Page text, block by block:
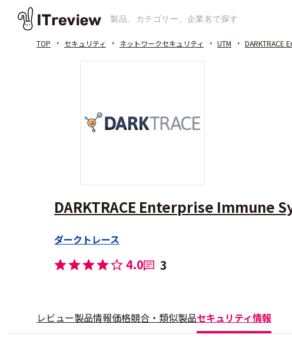
TOP セキュリティ ネットワークセキュリティ UTM DARKTRACE
DARKTRACE Enterprise Immune
ダークトレース
4.0 3
レビュー製品情報価格競合・類似製品セキュリティ情報